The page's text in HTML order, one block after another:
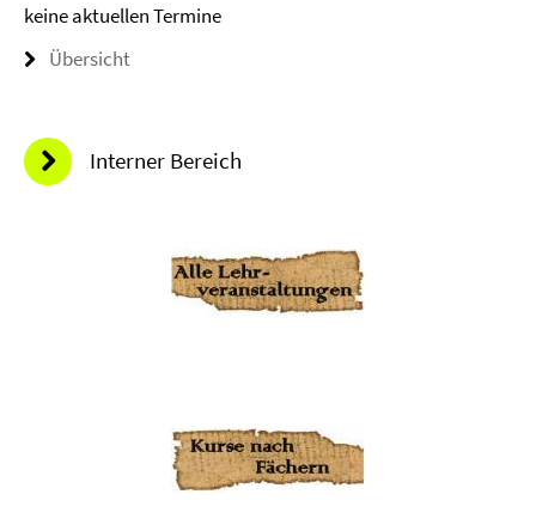
keine aktuellen Termine
Übersicht
Interner Bereich